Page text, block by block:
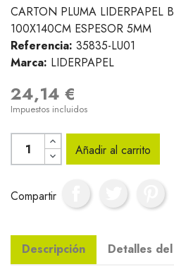
CARTON PLUMA LIDERPAPEL
100X140CM ESPESOR 5MM
Referencia: 35835-LU01
Marca: LIDERPAPEL
24,14 €
Impuestos incluidos
Añadir al carrito
Compartir
Descripción Detalles